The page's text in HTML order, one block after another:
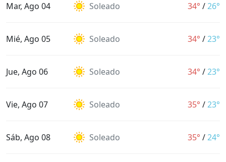
Mar, Ago 04 Soleado 34° /26°
Mié, Ago 05 Soleado 34° /23°
Jue, Ago 06 Soleado 34° /23°
Vie, Ago 07 Soleado 35° /23°
Sáb, Ago 08 Soleado 35° /24°